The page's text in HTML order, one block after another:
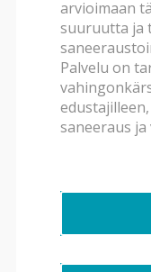
Vahingon syy
arvioimaan
suuruutta ja
Palvelu on
saneeraus